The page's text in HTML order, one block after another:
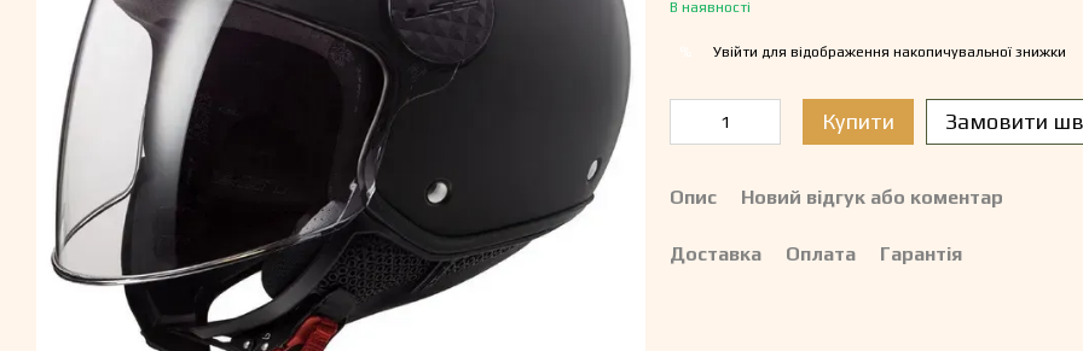
В наявності
Увійти для відображення накопичувальної знижки
Купити Замовити
Опис Новий відгук або коментар
Доставка Оплата Гарантія